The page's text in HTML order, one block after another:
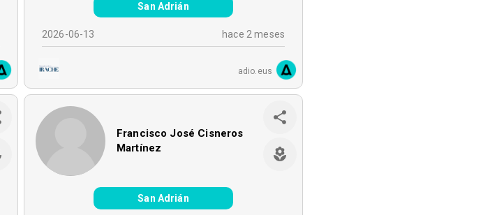
San Adrián
2026-06-13 hace 2 meses
adio.eus
Francisco José Cisneros
Martínez
San Adrián